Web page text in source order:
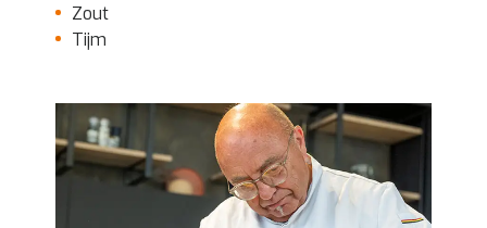
Zout
Tijm